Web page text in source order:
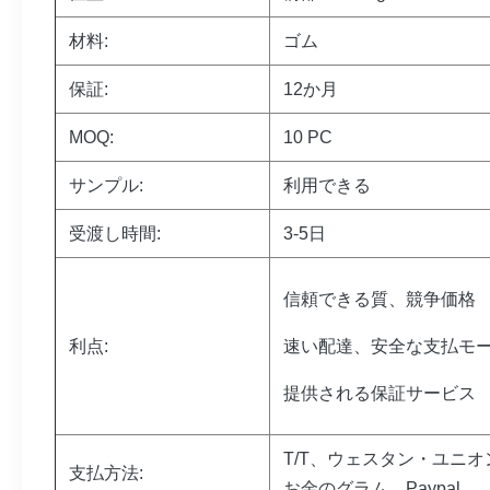
材料: ゴム
保証: 12か月
MOQ: 10 PC
サンプル: 利用できる
受渡し時間: 3-5日
利点:
信頼できる質、競争価格
速い配達、安全な支払モ
提供される保証サービス
支払方法:
T/T、ウェスタン・ユニオ